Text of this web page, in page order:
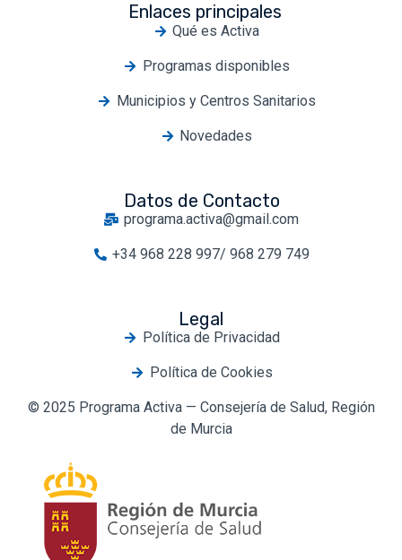
Enlaces principales
Qué es Activa
Programas disponibles
Municipios y Centros Sanitarios
Novedades
Datos de Contacto
programa.activa@gmail.com
+34 968 228 997/ 968 279 749
Legal
Política de Privacidad
Política de Cookies
© 2025 Programa Activa — Consejería de Salud, Región
de Murcia